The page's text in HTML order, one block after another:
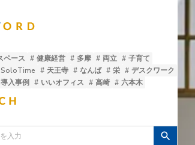
ペース # 健康経営 # 多摩 # 両立 # 子育て
# 天王寺 # なんば # 栄 # デスクワーク
入事例 # いいオフィス # 高崎 # 六本木
search